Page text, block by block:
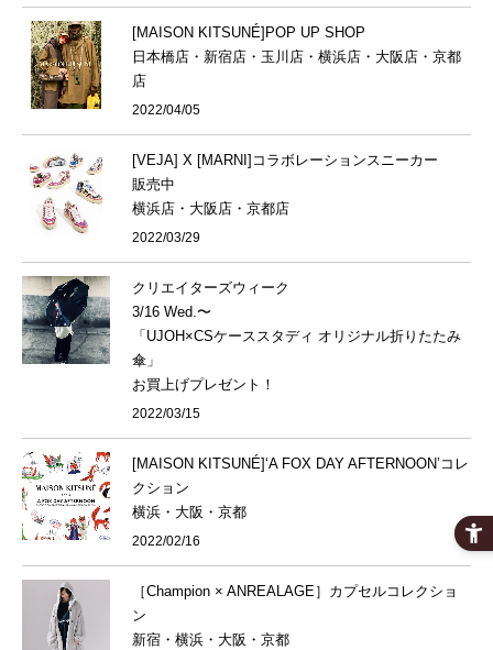
[MAISON KITSUNÉ]POP UP SHOP
日本橋店・新宿店・玉川店・横浜店・大阪店・京都
店
2022/04/05
[VEJA] X [MARNI]コラボレーションスニーカー
販売中
横浜店・大阪店・京都店
2022/03/29
クリエイターズウィーク
3/16 Wed.〜
「UJOH×CSケーススタディ オリジナル折りたたみ
傘」
お買上げプレゼント！
2022/03/15
[MAISON KITSUNÉ]‘A FOX DAY AFTERNOON’コレ
クション
横浜・大阪・京都
2022/02/16
［Champion × ANREALAGE］カプセルコレクショ
ン
新宿・横浜・大阪・京都